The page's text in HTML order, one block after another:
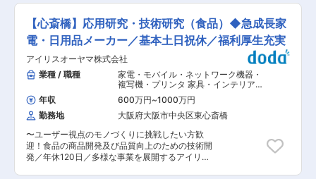
す。マーケティング部門や生産部門、品質保証部
に連携しながら業務を進めます。 ※キリンホール
ディングス籍でご入社後、キリンビバレッジ株式
会社の商品開発研究所に出向いただくポジション
となります。 変更の範囲：会社の定める業務
ランドを世に生み出してきました。「東京ばな
奈」「ねんりん家」「シュガーバターの木」「チ
ューリップローズ」など、人気ブランドを多数展
開しております。売上高461億円、過去最高業績
を更新中です。 変更の範囲：会社の定める業務
内容詳細： ・レトルトやレンジアップ食品等に関
する新規商品開発 ・差別化（機能性・コストダウ
ン・性能向上）のための提案／研究開発 ■入社
後： これまでのご経験をもとに、業務をお任せい
たします。 年齢、性別を問わず本人の頑張り次第
でキャリアアップが可能な社風のため、努力次第
で「サブリーダー⇒リーダー⇒マネージャー」と
ステップアップが可能です。 ■アイリスグループ
について： 家電・日用品を中心に取扱商品数約
25,000点、グループ売上高は8,100億円を超える
グローバル企業へと成長を遂げています。 アイリ
スオーヤマではこれまで暮らしの中の不満・不便
を解決する「ホームソリューション」の事業を展
開してきました。しかし、これからは暮らしの中
に留まらず、日本全体が抱える問題を解決する
「ジャパンソリューション」に挑戦していきま
【心斎橋】応用研究・技術研究（食品）◆急成長家
電・日用品メーカー／基本土日祝休／福利厚生充実
アイリスオーヤマ株式会社
業種 / 職種
家電・モバイル・ネットワーク機器・
複写機・プリンタ 家具・インテリア・
生活雑貨
製品開発（食品アプリケーシ
ョン） 製品開発（食品メニュー開発・
中食・外食）
年収 600万円~1000万円
勤務地
大阪府大阪市中央区東心斎橋
〜ユーザー視点のモノづくりに挑戦したい方歓
迎！食品の商品開発及び品質向上のための技術開
発／年休120日／多様な事業を展開するアイリス